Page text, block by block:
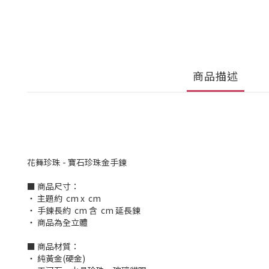
商品描述
花舞珍珠 - 寶石珍珠金手鍊
■ 商品尺寸：
‧ 主題約 cm x cm
‧ 手鍊長約 cm 含 cm 延長鍊
‧ 商品為全立體
■ 商品材質：
‧ 純黃金(硬金)